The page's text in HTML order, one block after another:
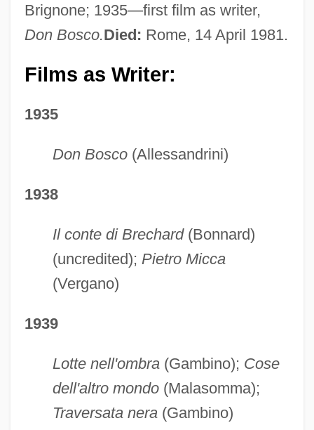
Brignone; 1935—first film as writer,
Don Bosco.Died: Rome, 14 April 1981.
Films as Writer:
1935
Don Bosco(Allessandrini)
1938
Il conte di Brechard(Bonnard)
(uncredited); Pietro Micca
(Vergano)
1939
Lotte nell'ombra(Gambino); Cose
dell'altro mondo(Malasomma);
Traversata nera(Gambino)